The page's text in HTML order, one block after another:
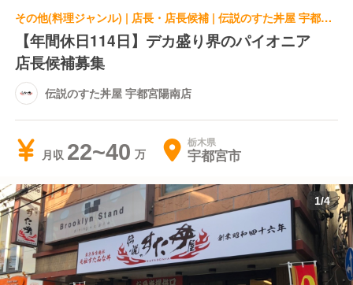
その他(料理ジャンル) | 店長・店長候補 | 伝説のすた丼屋 宇都宮陽南店
【年間休日114日】デカ盛り界のパイオニア
店長候補募集
伝説のすた丼屋 宇都宮陽南店
月収 22~40 栃木県
宇都宮市
1/4